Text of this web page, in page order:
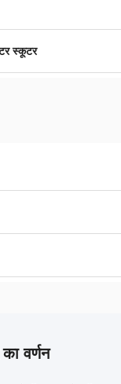
स्कूटर
वर्णन